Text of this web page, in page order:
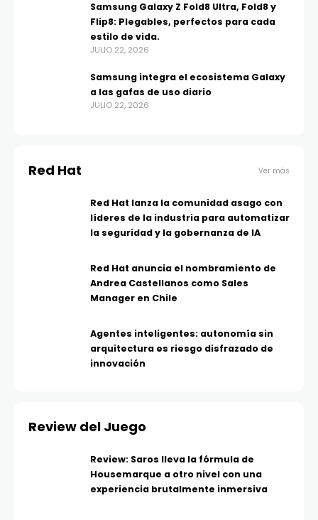
Samsung Galaxy Z Fold8 Ultra, Fold8 y
Flip8: Plegables, perfectos para cada
estilo de vida.
JULIO 22, 2026
Samsung integra el ecosistema Galaxy
a las gafas de uso diario
JULIO 22, 2026
Red Hat Ver más
Red Hat lanza la comunidad asago con
líderes de la industria para automatizar
la seguridad y la gobernanza de IA
Red Hat anuncia el nombramiento de
Andrea Castellanos como Sales
Manager en Chile
Agentes inteligentes: autonomía sin
arquitectura es riesgo disfrazado de
innovación
Review del Juego
Review: Saros lleva la fórmula de
Housemarque a otro nivel con una
experiencia brutalmente inmersiva